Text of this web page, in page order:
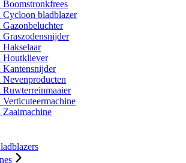
Boomstronkfrees
Cycloon bladblazer
Gazonbeluchter
Graszodensnijder
Hakselaar
Houtkliever
Kantensnijder
Nevenproducten
Ruwterreinmaaier
Verticuteermachine
Zaaimachine